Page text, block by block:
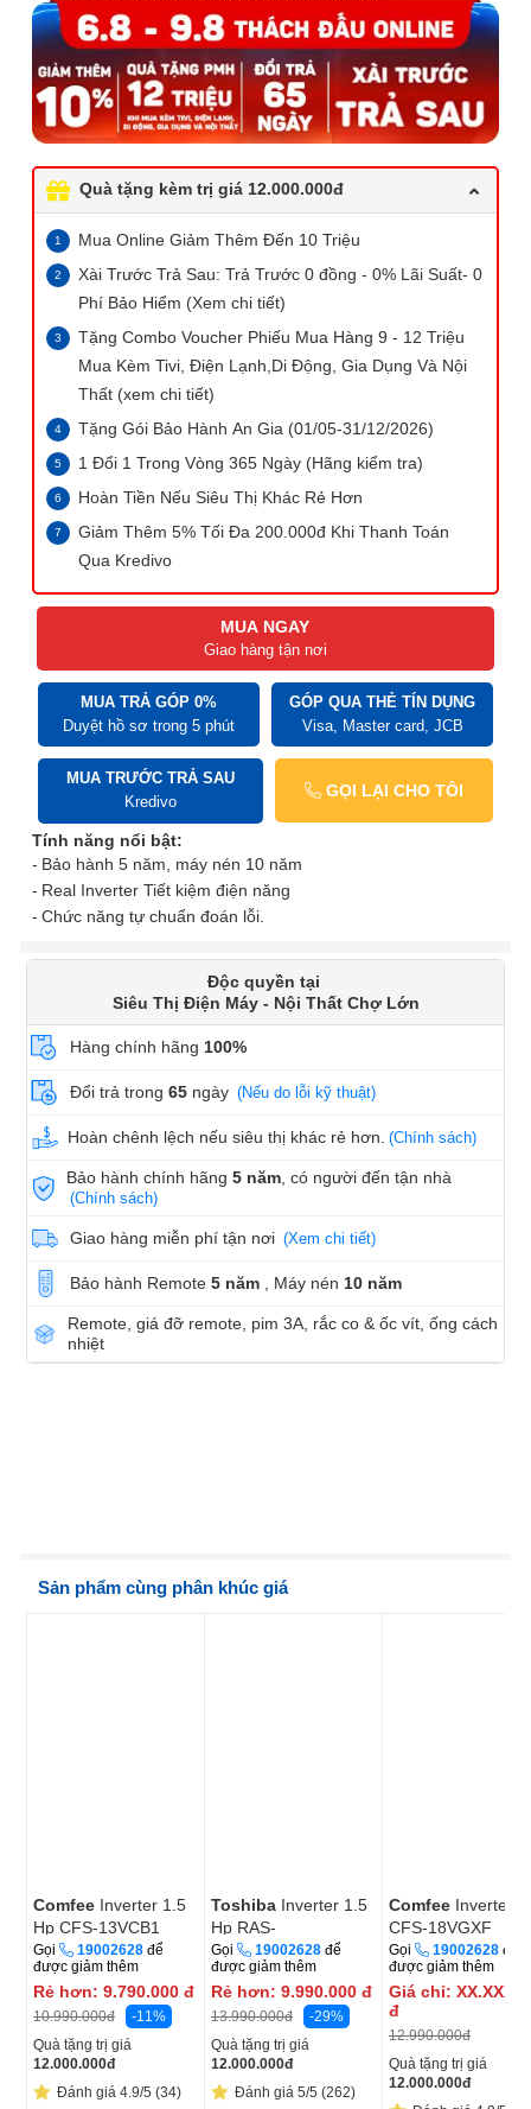
Quà tặng kèm trị giá 12.000.000đ
Mua Online Giảm Thêm Đến 10 Triệu
Xài Trước Trả Sau: Trả Trước 0 đồng - 0% Lãi Suất- 0
Phí Bảo Hiểm (Xem chi tiết)
Tặng Combo Voucher Phiếu Mua Hàng 9 - 12 Triệu
Mua Kèm Tivi, Điện Lạnh,Di Động, Gia Dụng Và Nội
Thất (xem chi tiết)
Tặng Gói Bảo Hành An Gia (01/05-31/12/2026)
1 Đổi 1 Trong Vòng 365 Ngày (Hãng kiểm tra)
Hoàn Tiền Nếu Siêu Thị Khác Rẻ Hơn
Giảm Thêm 5% Tối Đa 200.000đ Khi Thanh Toán
Qua Kredivo
MUA NGAY
Giao hàng tận nơi
MUA TRẢ GÓP 0%
Duyệt hồ sơ trong 5 phút
GÓP QUA THẺ TÍN DỤNG
Visa, Master card, JCB
MUA TRƯỚC TRẢ SAU
Kredivo
GỌI LẠI CHO TÔI
Tính năng nổi bật:
Bảo hành 5 năm , máy nén 10 năm
Real Inverter Tiết kiệm điện năng
Chức năng tự chuẩn đoán lỗi.
Độc quyền tại
Siêu Thị Điện Máy - Nội Thất Chợ Lớn
Hàng chính hãng 100%
Đổi trả trong 65 ngày (Nếu do lỗi kỹ thuật)
Hoàn chênh lệch nếu siêu thị khác rẻ hơn. (Chính sách)
Bảo hành chính hãng5 năm , có người đến tận nhà
(Chính sách)
Giao hàng miễn phí tận nơi (Xem chi tiết)
Bảo hành Remote 5 năm , Máy nén 10 năm
Remote, giá đỡ remote, pim 3A, rắc co & ốc vít, ống cách
nhiệt
Sản phẩm cùng phân khúc giá
Comfee Inverter 1.5
Hp CFS-13VCB1
Gọi 19002628 để
được giảm thêm
Rẻ hơn: 9.790.000 đ
10.990.000đ
-11%
Quà tặng trị giá
12.000.000đ
Đánh giá 4.9/5 (34)
Toshiba Inverter 1.5
Hp RAS-
H13S5KCV2G-V
Gọi 19002628 để
được giảm thêm
Rẻ hơn: 9.990.000 đ
13.990.000đ
-29%
Quà tặng trị giá
12.000.000đ
Đánh giá 5/5 (262)
Comfee Inverter 2
CFS-18VGXF
Gọi 19002628 để
được giảm thêm
Giá chỉ:
đ
12.990.000đ
Quà tặng trị giá
12.000.000đ